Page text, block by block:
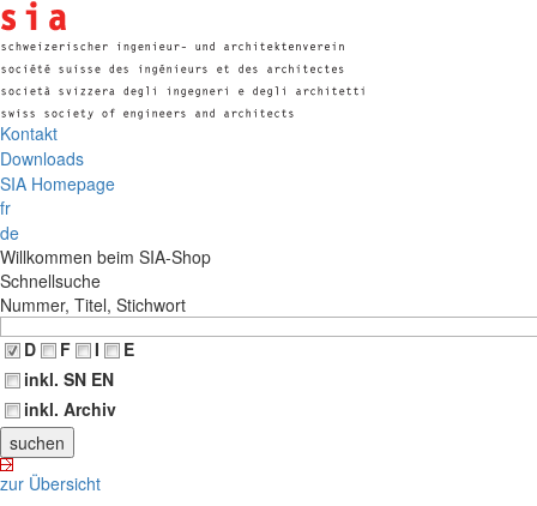
Kontakt
Downloads
SIA Homepage
fr
de
Willkommen beim SIA-Shop
Schnellsuche
Nummer, Titel, Stichwort
D
F I
E
inkl. SN EN
inkl. Archiv
zur Übersicht